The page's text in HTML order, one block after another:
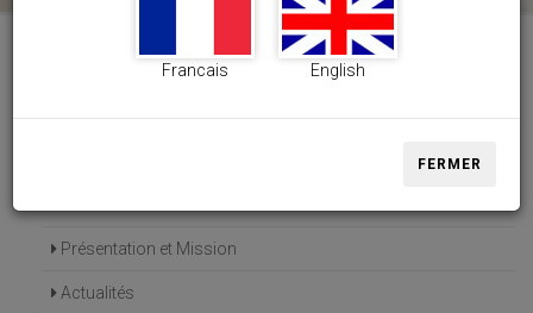
Présentation et Mission
Actualités
Francais English
FERMER